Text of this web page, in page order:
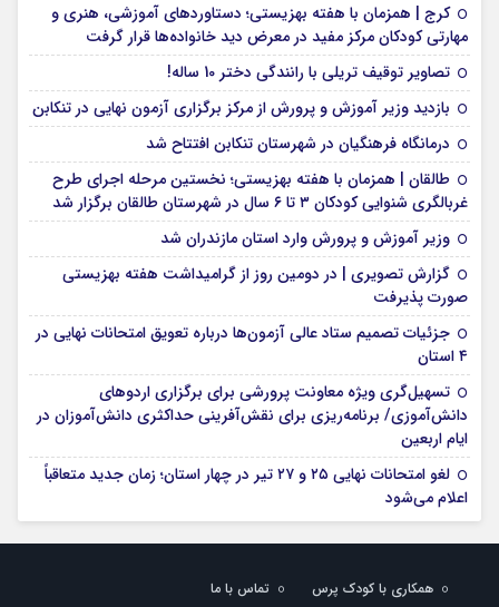
کرج | همزمان با هفته بهزیستی؛ دستاوردهای آموزشی، هنری و
مهارتی کودکان مرکز مفید در معرض دید خانواده‌ها قرار گرفت
تصاویر توقیف تریلی با رانندگی دختر 10 ساله!
بازدید وزیر آموزش و پرورش از مرکز برگزاری آزمون نهایی در تنکابن
درمانگاه فرهنگیان در شهرستان تنکابن افتتاح شد
طالقان | همزمان با هفته بهزیستی؛ نخستین مرحله اجرای طرح
غربالگری شنوایی کودکان ۳ تا ۶ سال در شهرستان طالقان برگزار شد
وزیر آموزش و پرورش وارد استان مازندران شد
گزارش تصویری | در دومین روز از گرامیداشت هفته بهزیستی
صورت پذیرفت
جزئیات تصمیم ستاد عالی آزمون‌ها درباره تعویق امتحانات نهایی در
۴ استان
تسهیل‌گری ویژه معاونت پرورشی برای برگزاری اردوهای
دانش‌آموزی/ برنامه‌ریزی برای نقش‌آفرینی حداکثری دانش‌آموزان در
ایام اربعین
لغو امتحانات نهایی ۲۵ و ۲۷ تیر در چهار استان؛ زمان جدید متعاقباً
اعلام می‌شود
همکاری با کودک پرس تماس با ما